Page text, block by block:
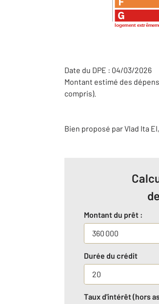
logement
Date du DPE : 04/03/2026
Montant estimé des
compris).
Bien proposé parVlad Ita EI
Montant du prêt :
Durée du crédit
Taux d'intérêt (hors